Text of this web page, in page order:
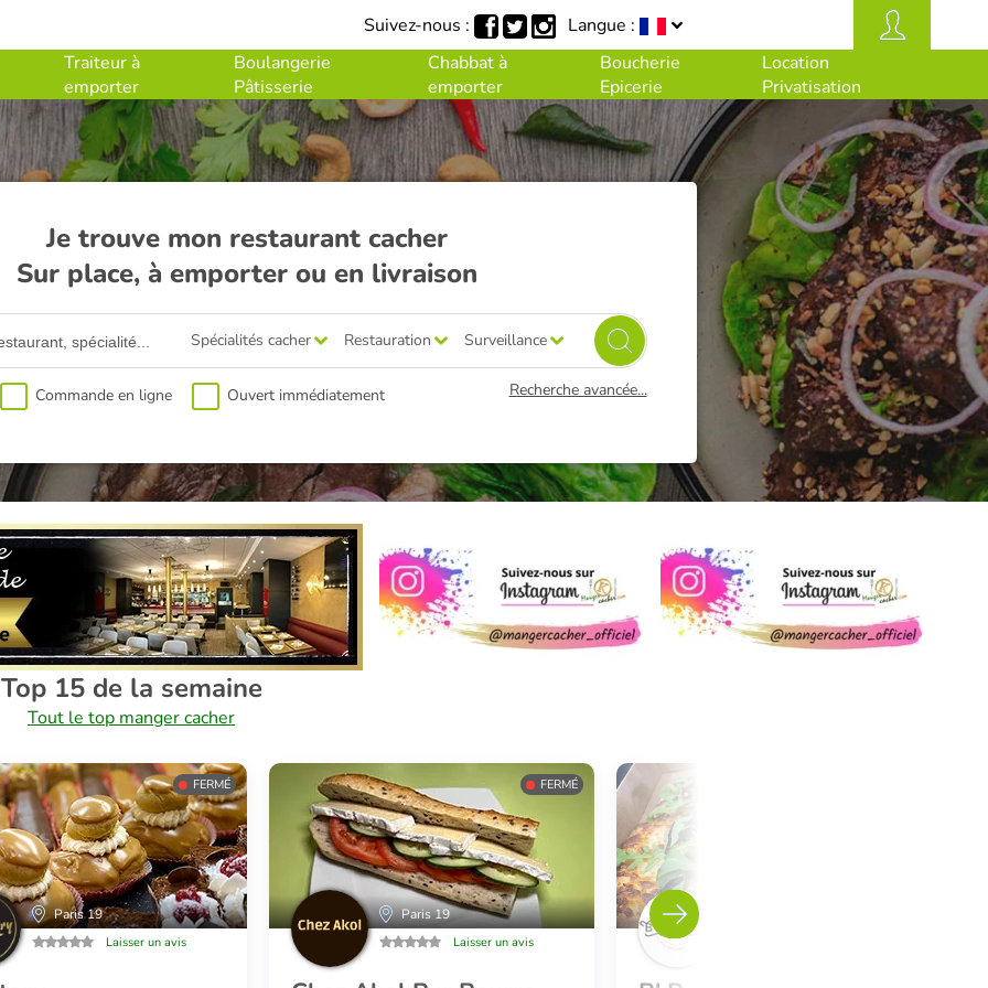
Langue :
Traiteur à
emporter
Boulangerie
Pâtisserie
Chabbat à
emporter
Boucherie
Epicerie
Location
Privatisation
Suivez-nous :
Je trouve mon restaurant cacher
Sur place, à emporter ou en livraison
Spécialités cacher Restauration Surveillance
Commande en ligne Ouvert immédiatement Recherche avancée...
Top 15 de la semaine
Tout le top manger cacher
FERMÉ
Paris 19
Laisser un avis
FERMÉ
Paris 19
Laisser un avis